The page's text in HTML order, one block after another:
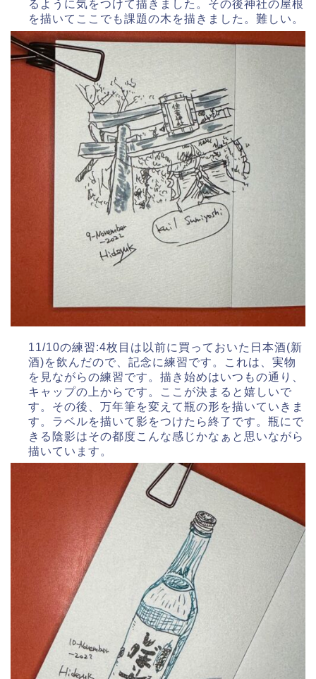
るように気をつけて描きました。その後神社の屋根
を描いてここでも課題の木を描きました。難しい。
11/10の練習:4枚目は以前に買っておいた日本酒(新
酒)を飲んだので、記念に練習です。これは、実物
を見ながらの練習です。描き始めはいつもの通り、
キャップの上からです。ここが決まると嬉しいで
す。その後、万年筆を変えて瓶の形を描いていきま
す。ラベルを描いて影をつけたら終了です。瓶にで
きる陰影はその都度こんな感じかなぁと思いながら
描いています。